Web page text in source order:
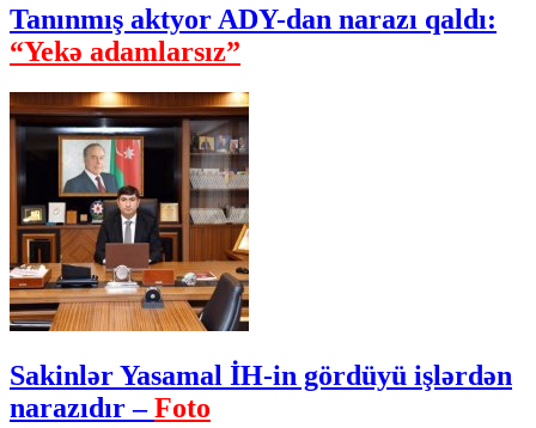
Tanınmış aktyor ADY-dan narazı qaldı:
“Yekə adamlarsız”
Sakinlər Yasamal İH-in gördüyü işlərdən
narazıdır –Foto